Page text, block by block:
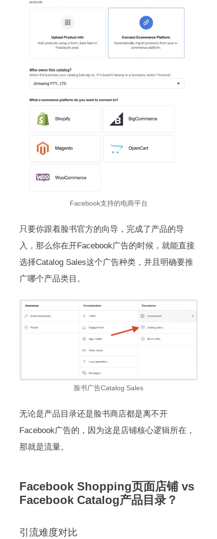
Facebook支持的电商平台
只要你跟着脸书官方的向导，完成了产品的导
入，那么你在开Facebook广告的时候，就能直接
选择Catalog Sales这个广告种类，并且明确要推
广哪个产品类目。
脸书广告Catalog Sales
无论是产品目录还是脸书商店都是离不开
Facebook广告的，因为这是店铺核心逻辑所在，
那就是流量。
Facebook Shopping页面店铺 vs
Facebook Catalog产品目录？
引流难度对比